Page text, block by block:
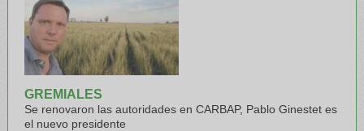
GREMIALES
Se renovaron las autoridades en CARBAP, Pablo Ginestet es
el nuevo presidente